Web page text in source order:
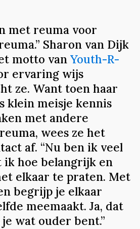
met reuma voor
Sharon van Dijk
motto van Youth-R-
ervaring wijs
ze. Want toen haar
klein meisje kennis
met andere
wees ze het
af. “Nu ben ik veel
ik hoe belangrijk en
elkaar te praten. Met
begrijp je elkaar
meemaakt. Ja, dat
wat ouder bent.”